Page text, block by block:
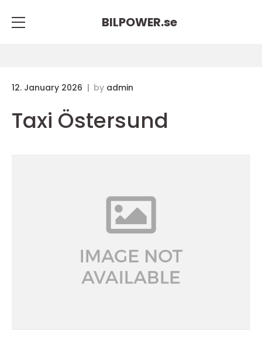
BILPOWER.se
12. January 2026 by admin
Taxi Östersund